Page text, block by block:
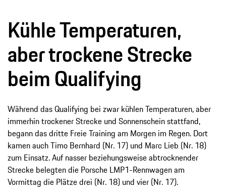
Kühle Temperaturen,
aber trockene Strecke
beim Qualifying
Während das Qualifying bei zwar kühlen Temperaturen, aber
immerhin trockener Strecke und Sonnenschein stattfand,
begann das dritte Freie Training am Morgen im Regen. Dort
kamen auch Timo Bernhard (Nr. 17) und Marc Lieb (Nr. 18)
zum Einsatz. Auf nasser beziehungsweise abtrocknender
Strecke belegten die Porsche LMP1-Rennwagen am
Vormittag die Plätze drei (Nr. 18) und vier (Nr. 17).